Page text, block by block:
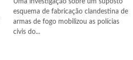
Uma investigação sobre um suposto
esquema de fabricação clandestina de
armas de fogo mobilizou as polícias
civis do...